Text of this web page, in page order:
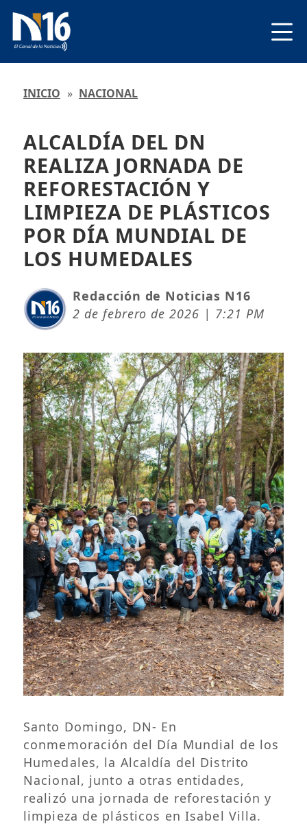
INICIO » NACIONAL
ALCALDÍA DEL DN
REALIZA JORNADA DE
REFORESTACIÓN Y
LIMPIEZA DE PLÁSTICOS
POR DÍA MUNDIAL DE
LOS HUMEDALES
Redacción de Noticias N16
2 de febrero de 2026 | 7:21 PM
Santo Domingo, DN- En
conmemoración del Día Mundial de los
Humedales, la Alcaldía del Distrito
Nacional, junto a otras entidades,
realizó una jornada de reforestación y
limpieza de plásticos en Isabel Villa.